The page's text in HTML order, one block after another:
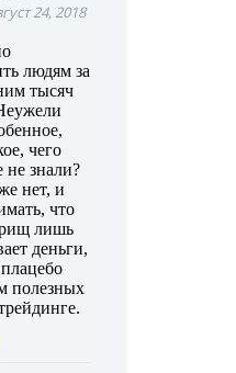
24, 2018
людям за
тысяч
чего
не знали?
нет, и
что
лишь
деньги,
полезных